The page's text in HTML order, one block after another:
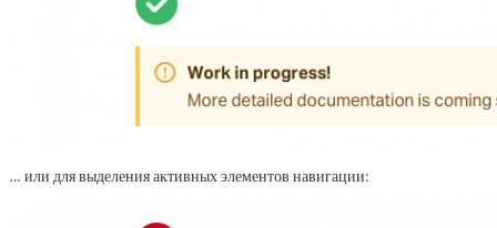
… или для выделения активных элементов навигации: